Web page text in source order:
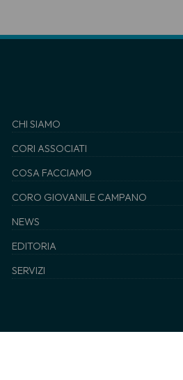
CHI SIAMO
CORI ASSOCIATI
COSA FACCIAMO
CORO GIOVANILE CAMPANO
NEWS
EDITORIA
SERVIZI